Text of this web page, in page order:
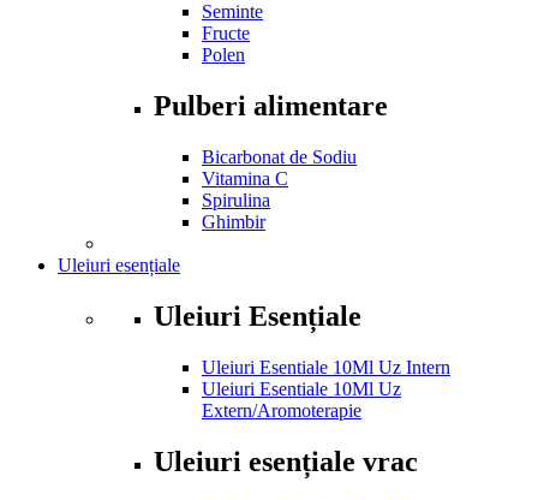
Seminte
Fructe
Polen
Pulberi alimentare
Bicarbonat de Sodiu
Vitamina C
Spirulina
Ghimbir
Uleiuri esențiale
Uleiuri Esențiale
Uleiuri Esentiale 10Ml Uz Intern
Uleiuri Esentiale 10Ml Uz
Extern/Aromoterapie
Uleiuri esențiale vrac